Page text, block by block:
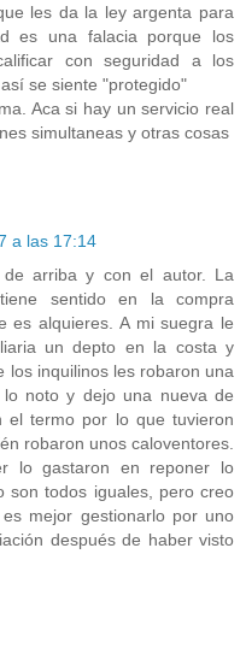
les da la ley argenta para
es una falacia porque los
con seguridad a los
se siente "protegido"
Aca si hay un servicio real
simultaneas y otras cosas
a las 17:14
de arriba y con el autor. La
tiene sentido en la compra
es alquieres. A mi suegra le
un depto en la costa y
los inquilinos les robaron una
noto y dejo una nueva de
el termo por lo que tuvieron
robaron unos caloventores.
lo gastaron en reponer lo
son todos iguales, pero creo
mejor gestionarlo por uno
después de haber visto